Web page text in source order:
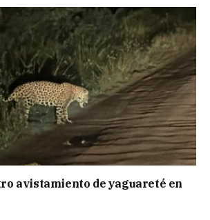
avistamiento de yaguareté en